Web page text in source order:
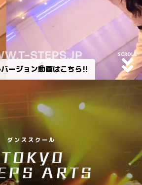
バージョン動画はこちら!!
SCROLL
ダンススクール